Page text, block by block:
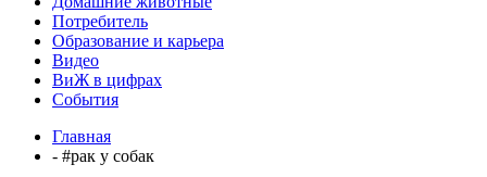
Потребитель
Образование и карьера
Видео
ВиЖ в цифрах
События
Главная
- #рак у собак